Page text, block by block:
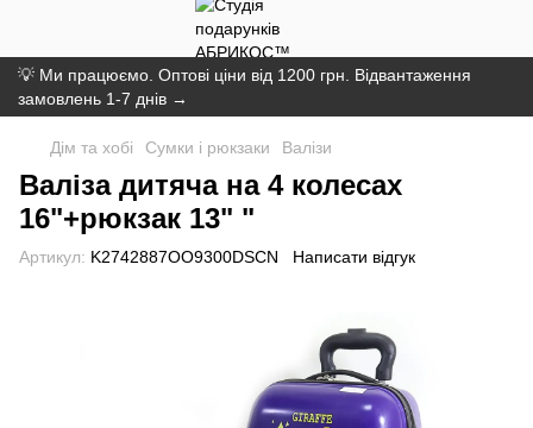
💡 Ми працюємо. Оптові ціни від 1200 грн. Відвантаження
замовлень 1-7 днів →
Дім та хобі Сумки і рюкзаки Валізи
Валіза дитяча на 4 колесах
16"+рюкзак 13" "
Артикул: K2742887OO9300DSCN Написати відгук